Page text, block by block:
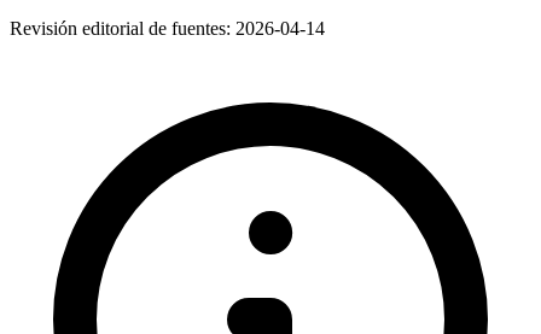
Revisión editorial de fuentes: 2026-04-14